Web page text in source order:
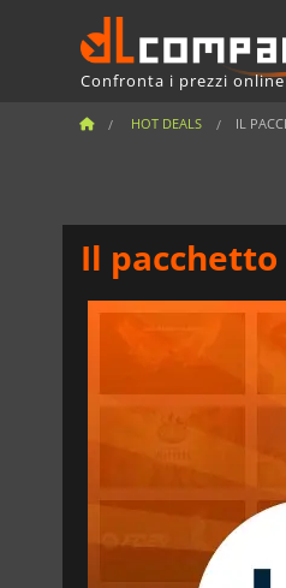
Confronta i prezzi
HOT DEALS IL
Il